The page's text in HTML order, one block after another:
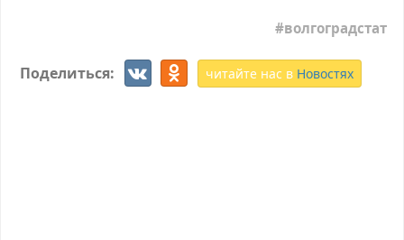
волгоградстат
Поделиться: читайте нас в Новостях